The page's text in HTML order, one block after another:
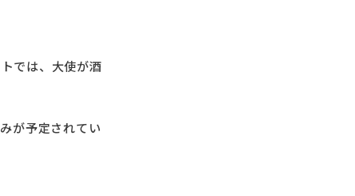
では、大使が酒
が予定されてい